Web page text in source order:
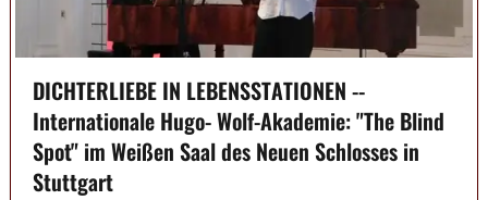
DICHTERLIEBE IN LEBENSSTATIONEN --
Internationale Hugo- Wolf-Akademie: "The Blind
Spot" im Weißen Saal des Neuen Schlosses in
Stuttgart